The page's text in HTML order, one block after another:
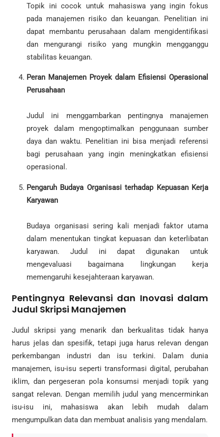
Topik ini cocok untuk mahasiswa yang ingin fokus
pada manajemen risiko dan keuangan. Penelitian ini
dapat membantu perusahaan dalam mengidentifikasi
dan mengurangi risiko yang mungkin mengganggu
stabilitas keuangan.
Peran Manajemen Proyek dalam Efisiensi Operasional
Perusahaan
Judul ini menggambarkan pentingnya manajemen
proyek dalam mengoptimalkan penggunaan sumber
daya dan waktu. Penelitian ini bisa menjadi referensi
bagi perusahaan yang ingin meningkatkan efisiensi
operasional.
Pengaruh Budaya Organisasi terhadap Kepuasan Kerja
Karyawan
Budaya organisasi sering kali menjadi faktor utama
dalam menentukan tingkat kepuasan dan keterlibatan
karyawan. Judul ini dapat digunakan untuk
mengevaluasi bagaimana lingkungan kerja
memengaruhi kesejahteraan karyawan.
Pentingnya Relevansi dan Inovasi dalam
Judul Skripsi Manajemen
Judul skripsi yang menarik dan berkualitas tidak hanya
harus jelas dan spesifik, tetapi juga harus relevan dengan
perkembangan industri dan isu terkini. Dalam dunia
manajemen, isu-isu seperti transformasi digital, perubahan
iklim, dan pergeseran pola konsumsi menjadi topik yang
sangat relevan. Dengan memilih judul yang mencerminkan
isu-isu ini, mahasiswa akan lebih mudah dalam
mengumpulkan data dan membuat analisis yang mendalam.